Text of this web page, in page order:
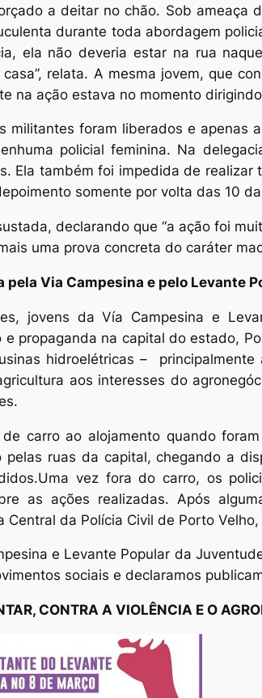
a deitar no chão. Sob ameaça
durante toda abordagem
ela não deveria estar na rua
relata. A mesma jovem, que
na ação estava no momento
foram liberados e apenas
policial feminina. Na
Ela também foi impedida de
somente por volta das 10
declarando que “a ação foi
uma prova concreta do caráter
Via Campesina e pelo Levante
jovens da Vía Campesina e
propaganda na capital do estado,
hidroelétricas –
aos interesses do
carro ao alojamento quando
pelas ruas da capital, chegando a
vez fora do carro, os
as ações realizadas. Após
da Polícia Civil de Porto
e Levante Popular da
sociais e declaramos
CONTRA A VIOLÊNCIA E O